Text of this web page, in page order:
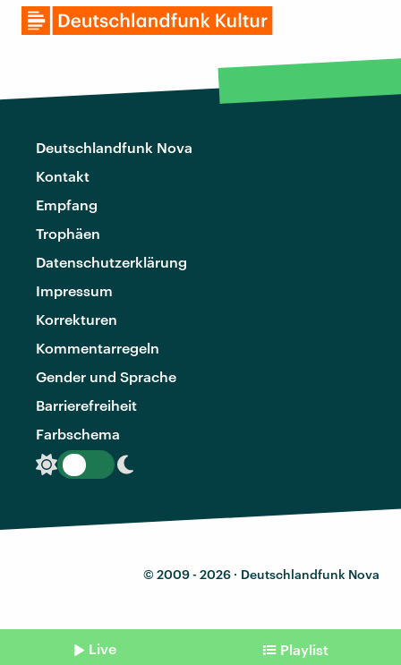
Deutschlandfunk Nova
Kontakt
Empfang
Trophäen
Datenschutzerklärung
Impressum
Korrekturen
Kommentarregeln
Gender und Sprache
Barrierefreiheit
Farbschema
© 2009 - 2026 · Deutschlandfunk Nova
Live Playlist